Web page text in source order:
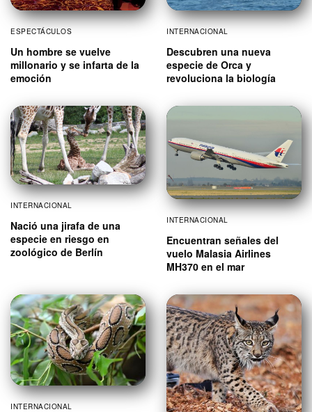
ESPECTÁCULOS
Un hombre se vuelve
millonario y se infarta de la
emoción
INTERNACIONAL
Descubren una nueva
especie de Orca y
revoluciona la biología
INTERNACIONAL
Nació una jirafa de una
especie en riesgo en
zoológico de Berlín
INTERNACIONAL
Encuentran señales del
vuelo Malasia Airlines
MH370 en el mar
INTERNACIONAL